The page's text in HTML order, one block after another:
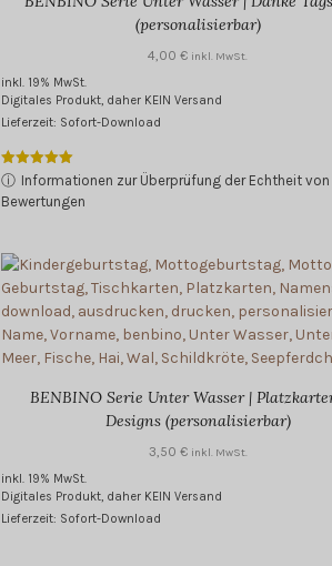
(personalisierbar)
4,00€ inkl. MwSt.
inkl. 19% MwSt.
Digitales Produkt, daher KEIN Versand
Lieferzeit: Sofort-Download
Bewertet mit
5.00
von 5
ⓘ Informationen zur Überprüfung der Echtheit von
Bewertungen
BENBINO Serie Unter Wasser |
Designs (personalisierbar)
3,50 € inkl. MwSt.
inkl. 19% MwSt.
Digitales Produkt, daher KEIN Versand
Lieferzeit: Sofort-Download